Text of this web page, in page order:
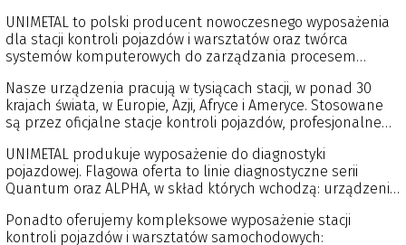
UNIMETAL to polski producent nowoczesnego wyposażenia
dla stacji kontroli pojazdów i warsztatów oraz twórca
systemów komputerowych do zarządzania procesem
fabrykę produkującą urządzenia, centrum badawczo-
rozwojowe, zespół doradców techniczno-handlowych oraz
serwis fabryczny działający na terenie całego kraju.
Nasze urządzenia pracują w tysiącach stacji, w ponad 30
krajach świata, w Europie, Azji, Afryce i Ameryce. Stosowane
są przez oficjalne stacje kontroli pojazdów, profesjonalne
Drogowego (ITD), instytucje badawcze: Instytut Transportu
Samochodowego (ITS), Przemysłowy Instytut Motoryzacji
(PIMOT), Politechnikę Warszawską, Politechnikę Krakowską, a
UNIMETAL produkuje wyposażenie do diagnostyki
pojazdowej. Flagowa oferta to linie diagnostyczne serii
Quantum oraz ALPHA, w skład których wchodzą: urządzenia
zbieżności, szarpaki, zestawy do geometrii, tester świateł,
analizatory gazu, dymomierze i inne dodatkowe urządzenia
Ponadto oferujemy kompleksowe wyposażenie stacji
kontroli pojazdów i warsztatów samochodowych: